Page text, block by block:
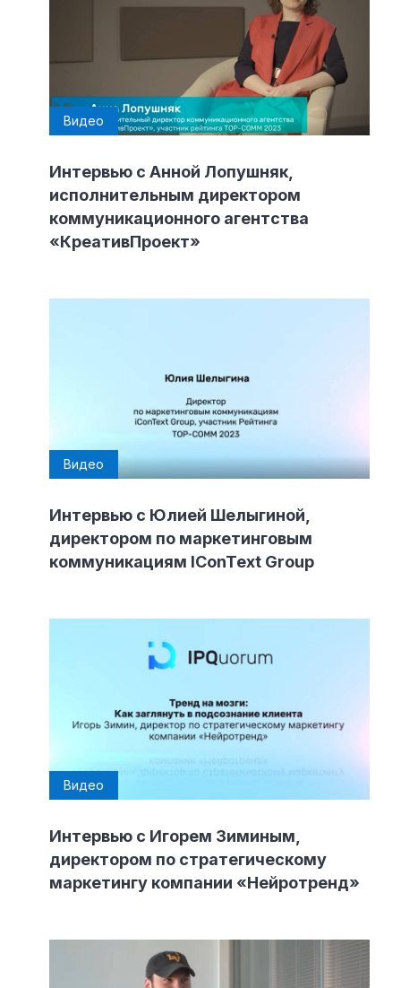
Видео
Интервью с Анной Лопушняк,
исполнительным директором
коммуникационного агентства
«КреативПроект»
Видео
Интервью с Юлией Шелыгиной,
директором по маркетинговым
коммуникациям IConText Group
Видео
Интервью с Игорем Зиминым,
директором по стратегическому
маркетингу компании «Нейротренд»